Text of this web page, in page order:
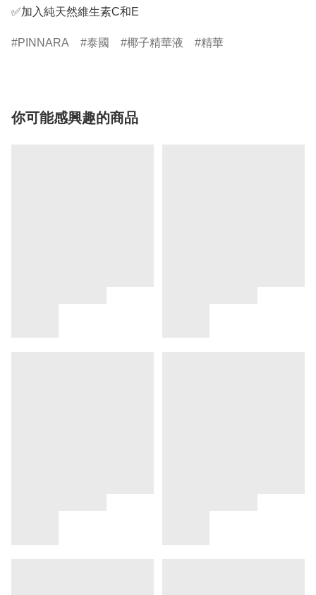
✅加入純天然維生素C和E
PINNARA 泰國 椰子精華液 精華
你可能感興趣的商品